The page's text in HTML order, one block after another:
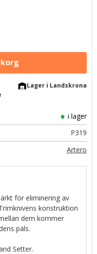
warehouseLager i Landskrona
i lager
P319
Artero
för eliminering av
konstruktion
dem kommer
päls.
Setter.